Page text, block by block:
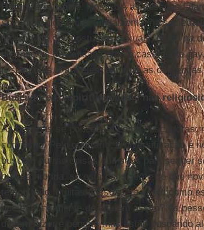
Hemisfério Norte
. Nos EUA as pessoas
se tornou algo muito fundamental na
moralidade dos costumes sexuais, como na
defensores de causas como o casamento
respeitadas. Para eles, eliminar as diferenças
Buscadores, espiritualidade e não
As pessoas se concebem como buscadoras:
confissão. Pelo contrário, a diversificação é
buscam outras coisas que seus pais sequer
cultura híbrida, se está consciente de que
tempo todo. Muitas pessoas se veem como
que está na mente de alguém assim? As
devem fazer e pensar, mas estão buscando